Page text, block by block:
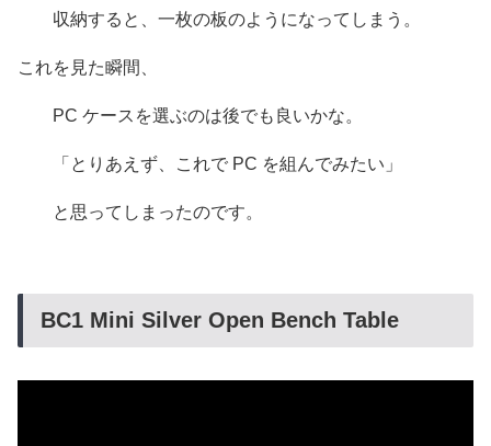
収納すると、一枚の板のようになってしまう。
これを見た瞬間、
PC ケースを選ぶのは後でも良いかな。
「とりあえず、これで PC を組んでみたい」
と思ってしまったのです。
BC1 Mini Silver Open Bench Table